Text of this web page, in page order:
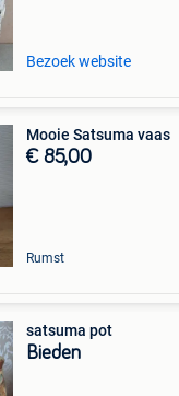
Bezoek website
Mooie Satsuma vaas
€ 85,00
Rumst
satsuma pot
Bieden